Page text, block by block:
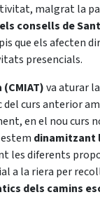
malgrat la
consells de
que els
presencials.
va aturar
curs anterior
en el nou
dinamitzant
diferents
la riera per
dels camins